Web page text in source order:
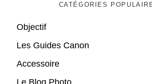
CATÉGORIES
Objectif
Les Guides Canon
Accessoire
Le Blog Photo